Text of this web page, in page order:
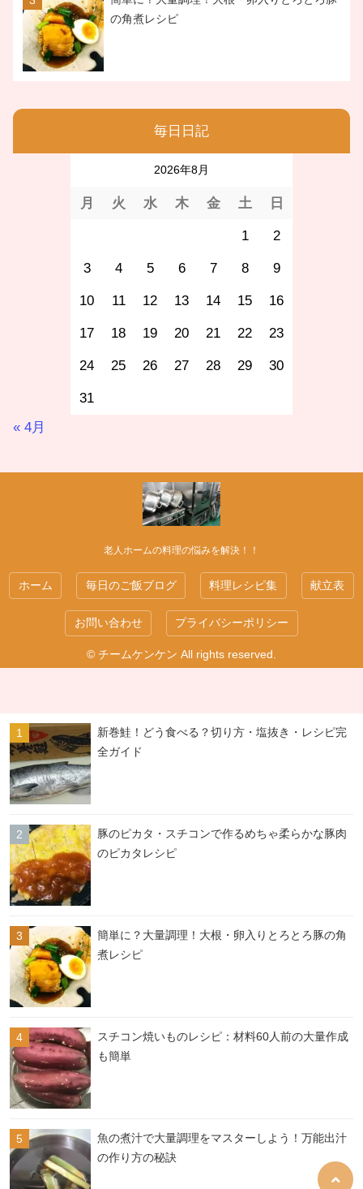
の角煮レシピ
毎日日記
2026年8月
月 火 水 木 金 土 日
1 2
3 4 5 6 7 8 9
10 11 12 13 14 15 16
17 18 19 20 21 22 23
24 25 26 27 28 29 30
31
« 4月
老人ホームの料理の悩みを解決！！
ホーム 毎日のご飯ブログ 料理レシピ集 献立表
お問い合わせ プライバシーポリシー
© チームケンケン All rights reserved.
新巻鮭！どう食べる？切り方・塩抜き・レシピ完
全ガイド
豚のピカタ・スチコンで作るめちゃ柔らかな豚肉
のピカタレシピ
簡単に？大量調理！大根・卵入りとろとろ豚の角
煮レシピ
スチコン焼いものレシピ：材料60人前の大量作成
も簡単
魚の煮汁で大量調理をマスターしよう！万能出汁
の作り方の秘訣